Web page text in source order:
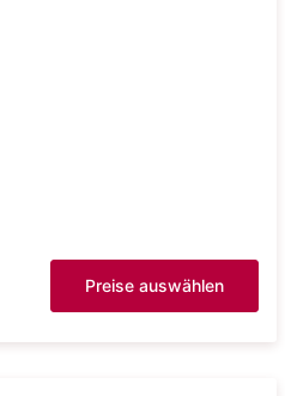
Preise auswählen